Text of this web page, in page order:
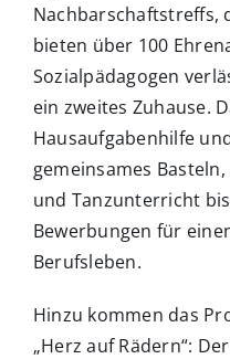
Nachbarschaftstreffs,
bieten über 100
Sozialpädagogen
ein zweites Zuhause.
Hausaufgabenhilfe
gemeinsames
und Tanzunterricht
Bewerbungen für
Berufsleben.
Hinzu kommen das
„Herz auf Rädern“: